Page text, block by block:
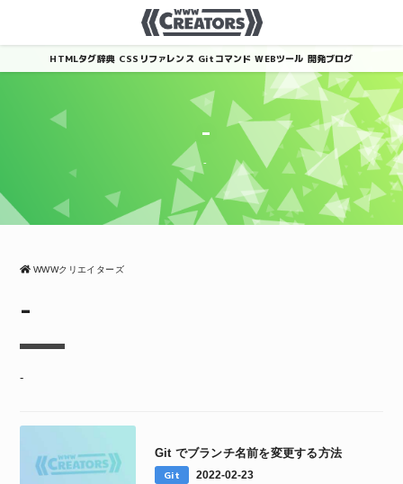
HTMLタグ辞典 CSSリファレンス Gitコマンド WEBツール 開発ブログ
-
-
WWWクリエイターズ
-
-
Git でブランチ名前を変更する方法
Git 2022-02-23